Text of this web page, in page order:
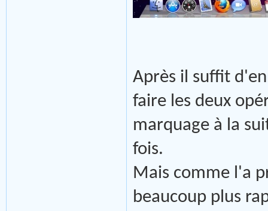
Après il suffit
faire les deux
marquage à la
fois.
Mais comme l'a
beaucoup plus